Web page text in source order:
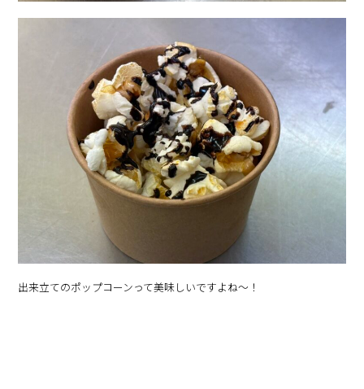
出来立てのポップコーンって美味しいですよね～！